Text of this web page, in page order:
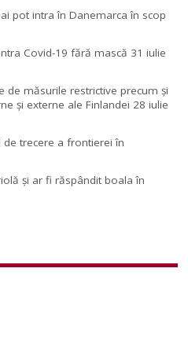
pot intra în Danemarca în scop
Covid-19 fără mască 31 iulie
de măsurile restrictive precum și
și externe ale Finlandei 28 iulie
de trecere a frontierei în
şi ar fi răspândit boala în